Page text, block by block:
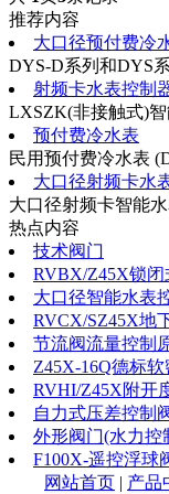
推荐内容
大口径预付费冷
DYS-D系列和DYS
射频卡水表控制
LXSZK(非接触式)
预付费冷水表
民用预付费冷水表
大口径射频卡水
大口径射频卡智能
热点内容
技术阀门
RVBX/Z45X锁闭
大口径智能水表
RVCX/SZ45X地
节流阀流量控制
Z45X-16Q德标软
RVHI/Z45X附开
自力式压差控制
外形阀门(水力控
F100X-遥控浮球
网站首页 | 产品